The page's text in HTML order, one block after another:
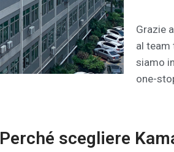
Grazie
al team
siamo
one-
Perché scegliere